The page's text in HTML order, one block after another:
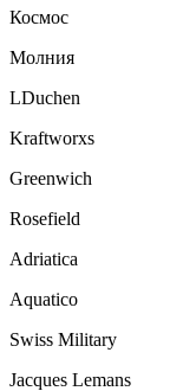
Космос
Молния
LDuchen
Kraftworxs
Greenwich
Rosefield
Adriatica
Aquatico
Swiss Military
Jacques Lemans